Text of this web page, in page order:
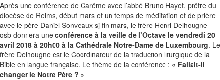
Après une conférence de Carême avec l’abbé Bruno Hayet, prêtre du
diocèse de Reims, début mars et un temps de méditation et de prière
avec le père Daniel Sonveaux sj fin mars, le frère Henri Delhougne
osb donnera une conférence à la veille de l’Octave le vendredi 20
avril 2018 à 20h00 à la Cathédrale Notre-Dame de Luxembourg. Le
frère Delhougne est le Coordinateur de la traduction liturgique de la
Bible en langue française. Le thème de la conférence : « Fallait-il
changer le Notre Père ? »